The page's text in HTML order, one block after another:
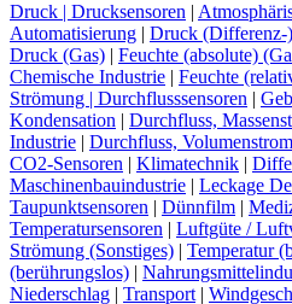
Druck | Drucksensoren |
Automatisierung | Druck (Differenz-)
Druck (Gas) | Feuchte (absolute)
Chemische Industrie | Feuchte
Strömung | Durchflusssensoren |
Kondensation | Durchfluss,
Industrie | Durchfluss,
CO2-Sensoren | Klimatechnik |
Maschinenbauindustrie | Leckage
Taupunktsensoren | Dünnfilm |
Temperatursensoren | Luftgüte /
Strömung (Sonstiges) | Temperatur
(berührungslos) |
Niederschlag | Transport |